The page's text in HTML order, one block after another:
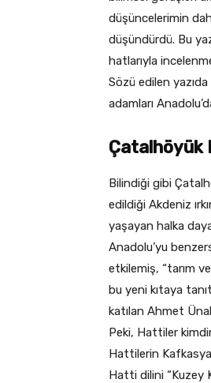
düşüncelerimin
düşündürdü. Bu
hatlarıyla
Sözü edilen
adamları
Çatalhöyük
Bilindiği gibi
edildiği Akdeniz
yaşayan halka
Anadolu’yu
etkilemiş, “tarım
bu yeni kıtaya
katılan Ahmet
Peki, Hattiler
Hattilerin
Hatti dilini “Kuzey